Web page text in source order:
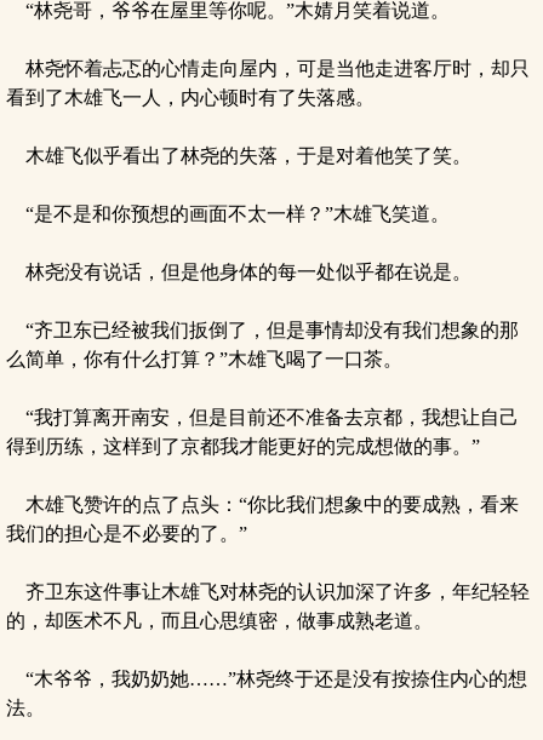
“林尧哥，爷爷在屋里等你呢。”木婧月笑着说道。
林尧怀着忐忑的心情走向屋内，可是当他走进客厅时，却只
看到了木雄飞一人，内心顿时有了失落感。
木雄飞似乎看出了林尧的失落，于是对着他笑了笑。
“是不是和你预想的画面不太一样？”木雄飞笑道。
林尧没有说话，但是他身体的每一处似乎都在说是。
“齐卫东已经被我们扳倒了，但是事情却没有我们想象的那
么简单，你有什么打算？”木雄飞喝了一口茶。
“我打算离开南安，但是目前还不准备去京都，我想让自己
得到历练，这样到了京都我才能更好的完成想做的事。”
木雄飞赞许的点了点头：“你比我们想象中的要成熟，看来
我们的担心是不必要的了。”
齐卫东这件事让木雄飞对林尧的认识加深了许多，年纪轻轻
的，却医术不凡，而且心思缜密，做事成熟老道。
“木爷爷，我奶奶她……”林尧终于还是没有按捺住内心的想
法。